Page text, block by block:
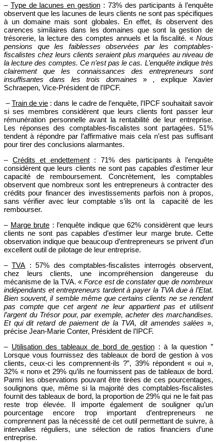
– Type de lacunes en gestion : 73% des participants à l’enquête
observent que les lacunes de leurs clients ne sont pas spécifiques
à un domaine mais sont globales. En effet, ils observent des
carences similaires dans les domaines que sont la gestion de
trésorerie, la lecture des comptes annuels et la fiscalité. « Nous
pensions que les faiblesses observées par les comptables-
fiscalistes chez leurs clients seraient plus marquées au niveau de
la lecture des comptes. Ce n’est pas le cas. L’enquête indique très
clairement que les connaissances des entrepreneurs sont
insuffisantes dans les trois domaines » , explique Xavier
Schraepen, Vice-Président de l’IPCF.
–Train de vie : dans le cadre de l’enquête, l’IPCF souhaitait savoir
si ses membres considèrent que leurs clients font passer leur
rémunération personnelle avant la rentabilité de leur entreprise.
Les réponses des comptables-fiscalistes sont partagées. 51%
tendent à répondre par l’affirmative mais cela n’est pas suffisant
pour tirer des conclusions alarmantes.
– Crédits et endettement: 71% des participants à l’enquête
considèrent que leurs clients ne sont pas capables d’estimer leur
capacité de remboursement. Concrètement, les comptables
observent que nombreux sont les entrepreneurs à contracter des
crédits pour financer des investissements parfois non à propos,
sans vérifier avec leur comptable s’ils ont la capacité de les
rembourser.
– Marge brute : l’enquête indique que 62% considèrent que leurs
clients ne sont pas capables d’estimer leur marge brute. Cette
observation indique que beaucoup d’entrepreneurs se privent d’un
excellent outil de pilotage de leur entreprise.
–TVA : 57% des comptables-fiscalistes interrogés observent,
chez leurs clients, une incompréhension dangereuse du
mécanisme de la TVA. «Force est de constater que de nombreux
indépendants et entrepreneurs tardent à payer la TVA due à l’Etat.
Bien souvent, il semble même que certains clients ne se rendent
pas compte que cet argent ne leur appartient pas et utilisent
l’argent du Trésor pour, par exemple, acheter des marchandises.
Et qui dit retard de paiement de la TVA, dit amendes salées »,
précise Jean-Marie Conter, Président de l’IPCF.
– Utilisation des tableaux de bord de gestion : à la question ”
Lorsque vous fournissez des tableaux de bord de gestion à vos
clients, ceux-ci les comprennent-ils ?”, 39% répondent « oui »,
32% « non» et 29% qu’ils ne fournissent pas de tableaux de bord.
Parmi les observations pouvant être tirées de ces pourcentages,
soulignons que, même si la majorité des comptables-fiscalistes
fournit des tableaux de bord, la proportion de 29% qui ne le fait pas
reste trop élevée. Il importe également de souligner qu’un
pourcentage encore trop important d’entrepreneurs ne
comprennent pas la nécessité de cet outil permettant de suivre, à
intervalles réguliers, une sélection de ratios financiers d’une
entreprise.